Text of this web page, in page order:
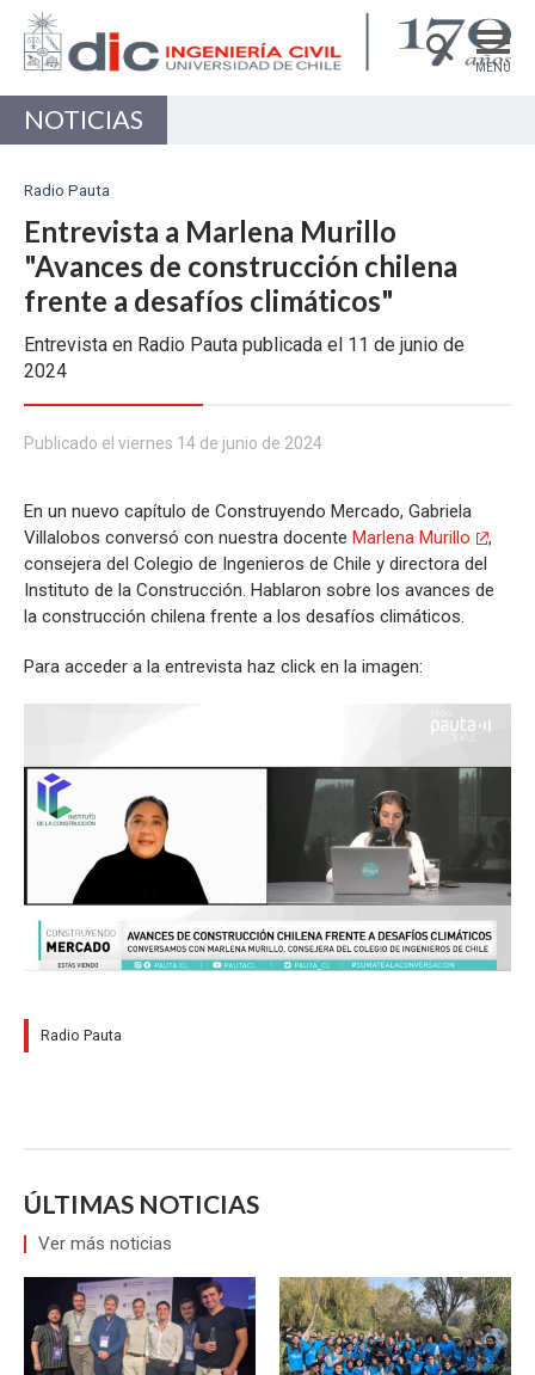
MENÚ
PREGRADO
POSTGRADO
INVESTIGACIÓN
EXTENSIÓN
Estructuras, Construcción y Geotecnia
Ingeniería de Transporte
NOTICIAS
Radio Pauta
Entrevista a Marlena Murillo
"Avances de construcción chilena
frente a desafíos climáticos"
Entrevista en Radio Pauta publicada el 11 de junio de
2024
Publicado el viernes 14 de junio de 2024
En un nuevo capítulo de Construyendo Mercado, Gabriela
Villalobos conversó con nuestra docente Marlena Murillo
,
consejera del Colegio de Ingenieros de Chile y directora del
Instituto de la Construcción. Hablaron sobre los avances de
la construcción chilena frente a los desafíos climáticos.
Para acceder a la entrevista haz click en la imagen:
Radio Pauta
ÚLTIMAS NOTICIAS
Ver más noticias